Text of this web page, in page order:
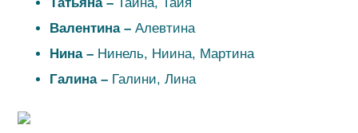
Валентина – Алевтина
Нина – Нинель, Ниина, Мартина
Галина – Галини, Лина